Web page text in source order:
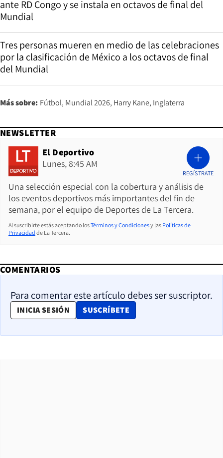
ante RD Congo y se instala en octavos de final del
Mundial
Tres personas mueren en medio de las celebraciones
por la clasificación de México a los octavos de final
del Mundial
Más sobre: Fútbol Mundial 2026 Harry Kane Inglaterra
NEWSLETTER
El Deportivo
Lunes, 8:45 AM
Una selección especial con la cobertura y análisis de
los eventos deportivos más importantes del fin de
semana, por el equipo de Deportes de La Tercera.
REGÍSTRATE
Al suscribirte estás aceptando losTérminos y Condicionesy las Políticas de
Privacidad de La Tercera.
COMENTARIOS
Para comentar este artículo debes ser suscriptor.
INICIA SESIÓN SUSCRÍBETE
OPENS IN NEW WINDOW